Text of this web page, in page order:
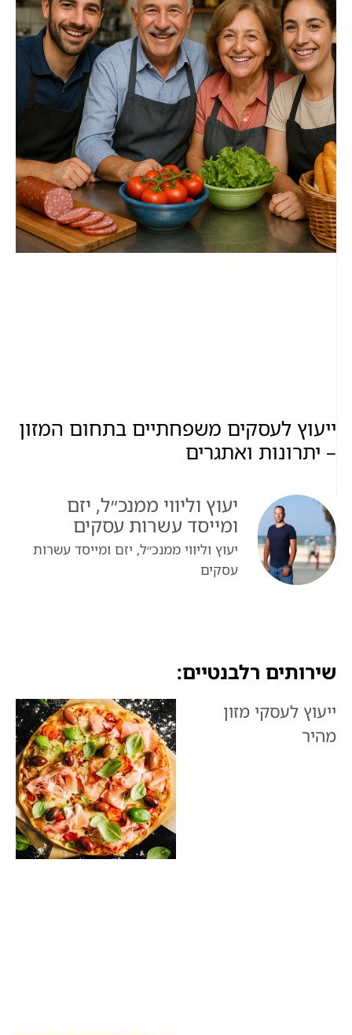
ייעוץ לעסקים משפחתיים בתחום המזון
– יתרונות ואתגרים
יעוץ וליווי ממנכ״ל, יזם
ומייסד עשרות עסקים
יעוץ וליווי ממנכ״ל, יזם ומייסד עשרות
עסקים
שירותים רלבנטיים:
ייעוץ לעסקי מזון
מהיר